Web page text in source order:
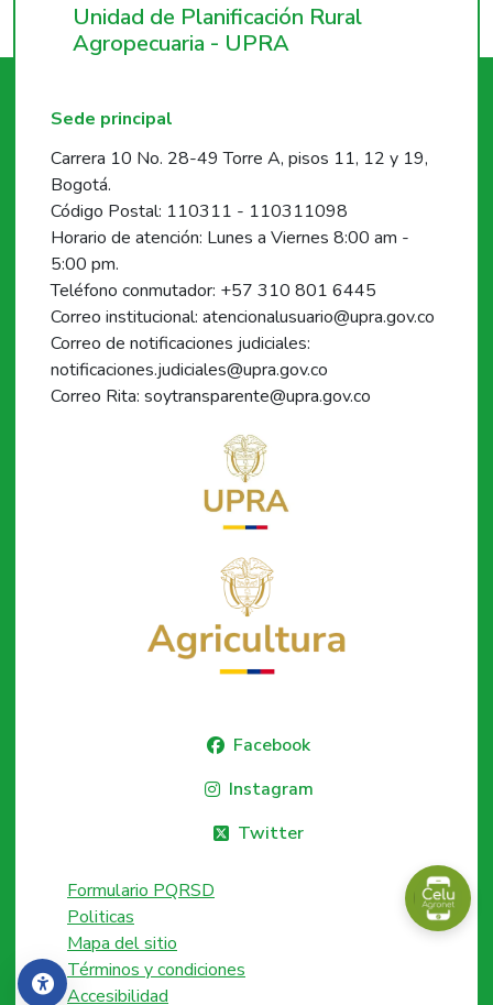
Accesibilidad
Unidad de Planificación Rural
Agropecuaria - UPRA
Sede principal
Carrera 10 No. 28-49 Torre A, pisos 11, 12 y 19,
Bogotá.
Código Postal: 110311 - 110311098
Horario de atención: Lunes a Viernes 8:00 am -
5:00 pm.
Teléfono conmutador: +57 310 801 6445
Correo institucional: atencionalusuario@upra.gov.co
Correo de notificaciones judiciales:
notificaciones.judiciales@upra.gov.co
Correo Rita: soytransparente@upra.gov.co
Facebook
Instagram
Twitter
Formulario PQRSD
Politicas
Mapa del sitio
Términos y condiciones
Accesibilidad